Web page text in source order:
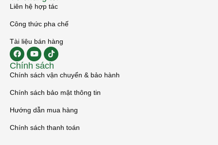
Liên hệ hợp tác
Công thức pha chế
Tài liệu bán hàng
Chính sách
Chính sách vận chuyển & bảo hành
Chính sách bảo mật thông tin
Hướng dẫn mua hàng
Chính sách thanh toán